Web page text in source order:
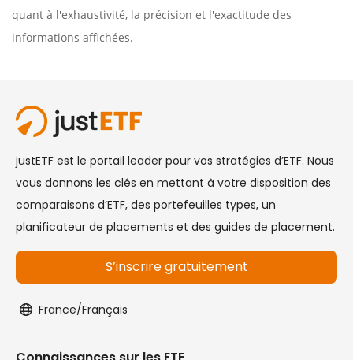
quant à l'exhaustivité, la précision et l'exactitude des
informations affichées.